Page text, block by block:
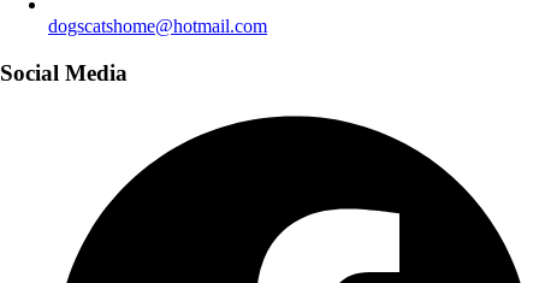
dogscatshome@hotmail.com
Social Media